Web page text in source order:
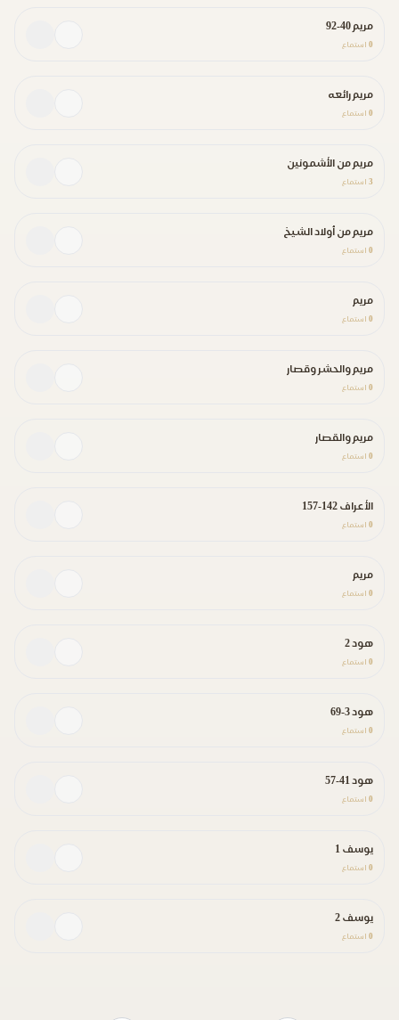
مريم 40-92
0 استماع
مريم رائعه
0 استماع
مريم من الأشمونين
3 استماع
مريم من أولاد الشيخ
0 استماع
مريم
0 استماع
مريم والحشر وقصار
0 استماع
مريم والقصار
0 استماع
الأعراف 142-157
0 استماع
مريم
0 استماع
هود 2
0 استماع
هود 3-69
0 استماع
هود 41-57
0 استماع
يوسف 1
0 استماع
يوسف 2
0 استماع